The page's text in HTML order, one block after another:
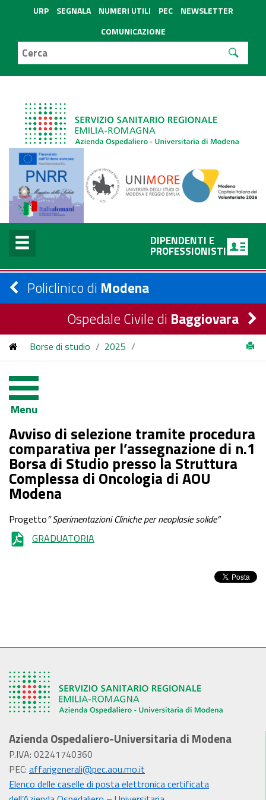
URP SEGNALA NUMERI UTILI PEC
NEWSLETTER
COMUNICAZIONE
DIPENDENTI E
PROFESSIONISTI
Policlinico di Modena
Ospedale Civile di Baggiovara
Borse di studio / 2025 /
l’assegnazione di n.1 Borsa di Studio presso la Struttura
Complessa di Oncologia di AOU Modena - COPIA -
Menu
Avviso di selezione tramite procedura
comparativa per l’assegnazione di n.1
Borsa di Studio presso la Struttura
Complessa di Oncologia di AOU
Modena
Progetto” Sperimentazioni Cliniche per neoplasie solide”
GRADUATORIA
Azienda Ospedaliero-Universitaria di Modena
P.IVA: 02241740360
PEC: affarigenerali@pec.aou.mo.it
Elenco delle caselle di posta elettronica certificata